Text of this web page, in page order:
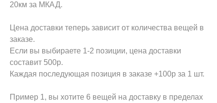
20км за МКАД.
Цена доставки теперь зависит от количества вещей в
заказе.
Если вы выбираете 1-2 позиции, цена доставки
составит 500р.
Каждая последующая позиция в заказе +100р за 1 шт.
Пример 1, вы хотите 6 вещей на доставку в пределах